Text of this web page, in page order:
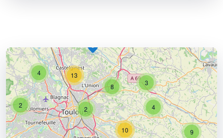
3
2
8
10
2
4 13
4
9